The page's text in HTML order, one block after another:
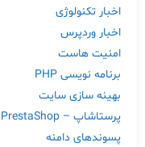
اخبار تکنولوژی
اخبار وردپرس
امنیت هاست
برنامه نویسی PHP
بهینه سازی سایت
پرستاشاپ – PrestaShop
پسوندهای دامنه